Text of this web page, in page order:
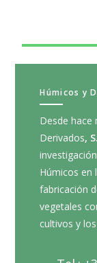
Húmicos y
Desde hace
Derivados,
Húmicos en
fabricación
vegetales
cultivos y